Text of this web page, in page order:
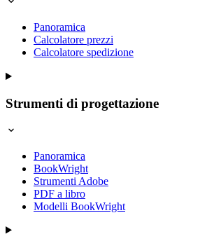
Panoramica
Calcolatore prezzi
Calcolatore spedizione
Strumenti di progettazione
Panoramica
BookWright
Strumenti Adobe
PDF a libro
Modelli BookWright